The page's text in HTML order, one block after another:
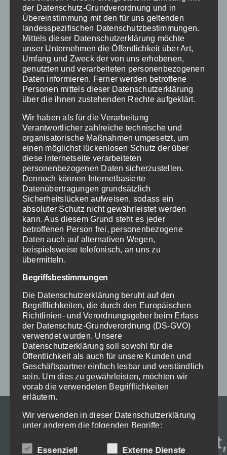
Honesty
Donec sollicitudin molestie malesuada.
Praesent sapien massa, convallis a.
Creativity
Vivamus suscipit tortor eget felis
porttitor volutpat. Curabitur arcu erat,
accumsan id.
Mauris blandit aliquet elit,
der Datenschutz-Grundverordnung und in
Übereinstimmung mit den für uns geltenden
landesspezifischen Datenschutzbestimmungen.
Mittels dieser Datenschutzerklärung möchte
unser Unternehmen die Öffentlichkeit über Art,
Umfang und Zweck der von uns erhobenen,
genutzten und verarbeiteten personenbezogenen
Daten informieren. Ferner werden betroffene
Personen mittels dieser Datenschutzerklärung
über die ihnen zustehenden Rechte aufgeklärt.
Wir haben als für die Verarbeitung
Verantwortlicher zahlreiche technische und
organisatorische Maßnahmen umgesetzt, um
einen möglichst lückenlosen Schutz der über
diese Internetseite verarbeiteten
personenbezogenen Daten sicherzustellen.
Dennoch können Internetbasierte
Datenübertragungen grundsätzlich
Sicherheitslücken aufweisen, sodass ein
absoluter Schutz nicht gewährleistet werden
kann. Aus diesem Grund steht es jeder
betroffenen Person frei, personenbezogene
Daten auch auf alternativen Wegen,
beispielsweise telefonisch, an uns zu
übermitteln.
Begriffsbestimmungen
Die Datenschutzerklärung beruht auf den
Begrifflichkeiten, die durch den Europäischen
Richtlinien- und Verordnungsgeber beim Erlass
der Datenschutz-Grundverordnung (DS-GVO)
verwendet wurden. Unsere
Datenschutzerklärung soll sowohl für die
Öffentlichkeit als auch für unsere Kunden und
Geschäftspartner einfach lesbar und verständlich
sein. Um dies zu gewährleisten, möchten wir
vorab die verwendeten Begrifflichkeiten
erläutern.
Wir verwenden in dieser Datenschutzerklärung
unter anderem die folgenden Begriffe:
a) personenbezogene Daten
Essenziell Externe Dienste